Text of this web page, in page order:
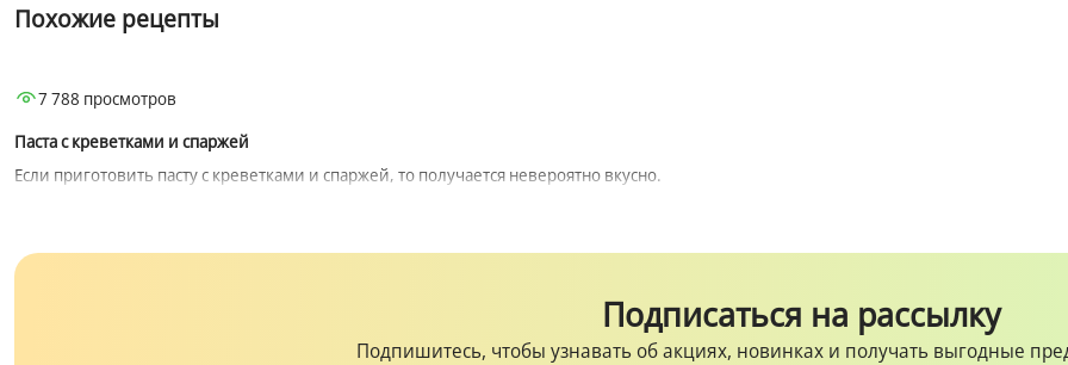
Похожие рецепты
Горячие блюда На каждый день
7 788 просмотров
Паста с креветками и спаржей
Если приготовить пасту с креветками и спаржей, то получается невероятно вкусно.
Подписаться на рассылку
Подпишитесь, чтобы узнавать об акциях, новинках и получать выгодные